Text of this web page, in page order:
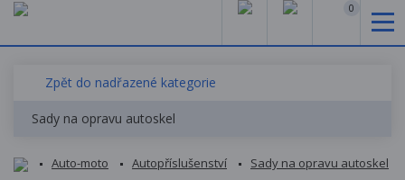
0
Zpět do nadřazené kategorie
Sady na opravu autoskel
Auto-moto Autopříslušenství Sady na opravu autoskel